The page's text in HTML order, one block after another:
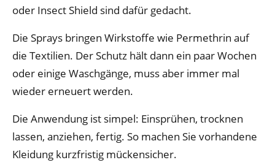
oder Insect Shield sind dafür gedacht.
Die Sprays bringen Wirkstoffe wie Permethrin auf
die Textilien. Der Schutz hält dann ein paar Wochen
oder einige Waschgänge, muss aber immer mal
wieder erneuert werden.
Die Anwendung ist simpel: Einsprühen, trocknen
lassen, anziehen, fertig. So machen Sie vorhandene
Kleidung kurzfristig mückensicher.